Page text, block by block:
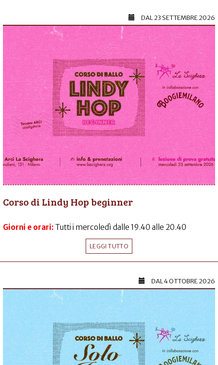
DAL23 SETTEMBRE 2026
Corso di Lindy Hop beginner
Giorni e orari: Tutti i mercoledì dalle 19.40 alle 20.40
LEGGI TUTTO
DAL4 OTTOBRE 2026